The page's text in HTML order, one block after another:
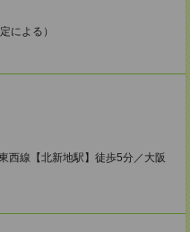
による）
西線【北新地駅】徒歩5分／大阪